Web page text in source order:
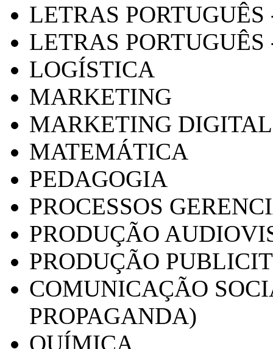
LETRAS
LETRAS PORTUGUÊS
LOGÍSTICA
MARKETING
MARKETING DIGITAL
MATEMÁTICA
PEDAGOGIA
PROCESSOS
PRODUÇÃO
PRODUÇÃO
COMUNICAÇÃO
PROPAGANDA)
QUÍMICA